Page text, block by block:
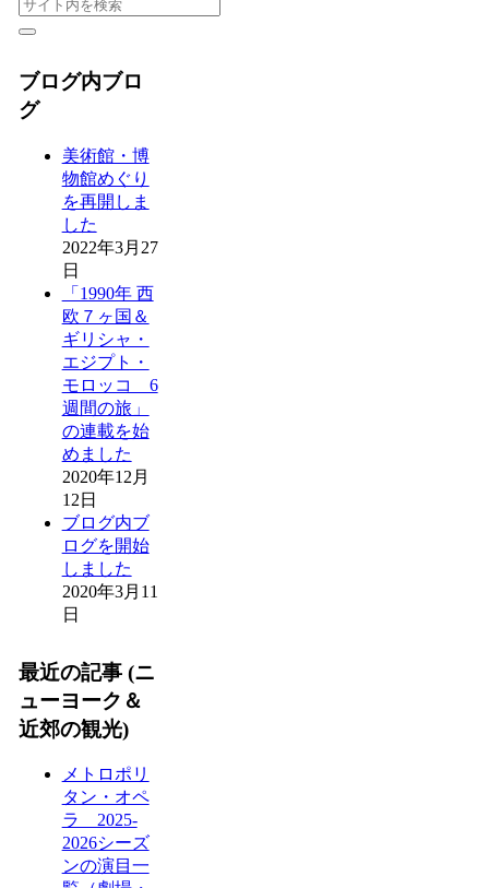
ブログ内ブロ
グ
美術館・博
物館めぐり
を再開しま
した
2022年3月27
日
「1990年 西
欧７ヶ国＆
ギリシャ・
エジプト・
モロッコ 6
週間の旅」
の連載を始
めました
2020年12月
12日
ブログ内ブ
ログを開始
しました
2020年3月11
日
最近の記事 (ニ
ューヨーク＆
近郊の観光)
メトロポリ
タン・オペ
ラ 2025-
2026シーズ
ンの演目一